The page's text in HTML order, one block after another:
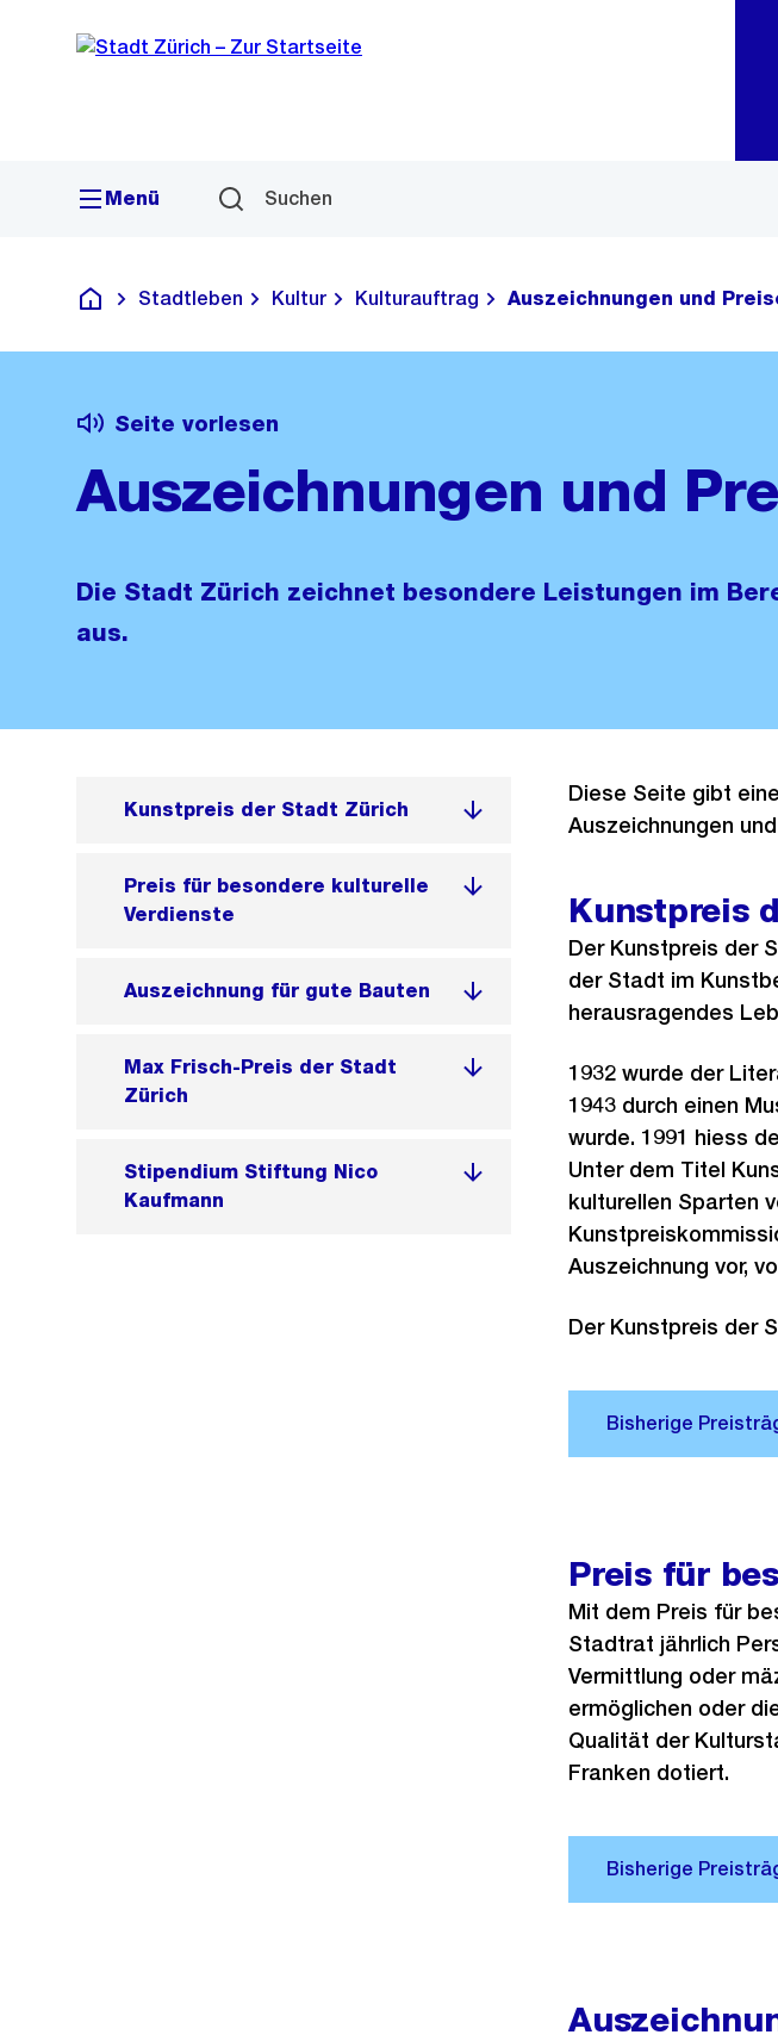
Navigation
Sprunglink
Menü Suchen
Deutsch
Stadtleben Kultur Kulturauftrag Auszeichnungen und
Seite vorlesen
Auszeichnungen und
Die Stadt Zürich zeichnet besondere Leistungen im
aus.
Kunstpreis der Stadt Zürich
Preis für besondere kulturelle
Verdienste
Auszeichnung für gute Bauten
Max Frisch-Preis der Stadt
Zürich
Stipendium Stiftung Nico
Kaufmann
Diese Seite gibt
Auszeichnungen
Kunstpreis
Der Kunstpreis der
der Stadt im
herausragendes
1932 wurde der
1943 durch einen
wurde. 1991 hiess
Unter dem Titel
kulturellen Sparten
Auszeichnung vor,
Der Kunstpreis der
Preis für
Mit dem Preis für
Stadtrat jährlich
Vermittlung oder
ermöglichen oder
Qualität der
Franken dotiert.